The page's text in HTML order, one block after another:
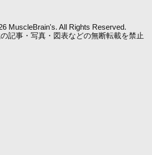
MuscleBrain's. All Rights Reserved.
の記事・写真・図表などの無断転載を禁止